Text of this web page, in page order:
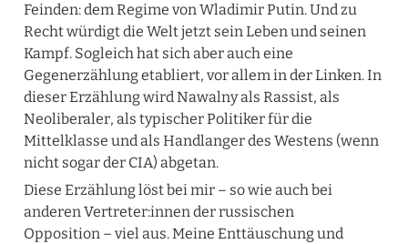
Feinden: dem Regime von Wladimir Putin. Und zu
Recht würdigt die Welt jetzt sein Leben und seinen
Kampf. Sogleich hat sich aber auch eine
Gegenerzählung etabliert, vor allem in der Linken. In
dieser Erzählung wird Nawalny als Rassist, als
Neoliberaler, als typischer Politiker für die
Mittelklasse und als Handlanger des Westens (wenn
nicht sogar der CIA) abgetan.
Diese Erzählung löst bei mir – so wie auch bei
anderen Vertreter:innen der russischen
Opposition – viel aus. Meine Enttäuschung und